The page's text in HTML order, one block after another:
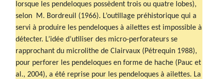
lorsque les pendeloques possèdent trois ou quatre lobes),
selon M. Bordreuil (1966). L’outillage préhistorique qui a
servi à produire les pendeloques à ailettes est impossible à
détecter. L’idée d’utiliser des micro-perforateurs se
rapprochant du microlithe de Clairvaux (Pétrequin 1988),
pour perforer les pendeloques en forme de hache (Pauc et
al., 2004), a été reprise pour les pendeloques à ailettes. La